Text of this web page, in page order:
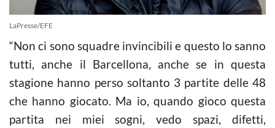
LaPresse/EFE
“Non ci sono squadre invincibili e questo lo sanno
tutti, anche il Barcellona, anche se in questa
stagione hanno perso soltanto 3 partite delle 48
che hanno giocato. Ma io, quando gioco questa
partita nei miei sogni, vedo spazi, difetti,